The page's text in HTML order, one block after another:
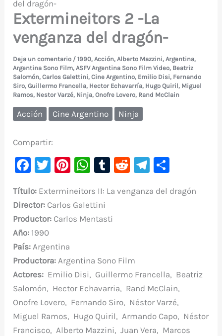
del dragón-
Extermineitors 2 -La
venganza del dragón-
Deja un comentario /1990,Acción,Alberto Mazzini,Argentina,
Argentina Sono Film,ASFV Argentina Sono Film Video, Beatriz
Salomón,Carlos Galettini,Cine Argentino, Emilio Disi, Fernando
Siro,Guillermo Francella, Hector Echavarría, Hugo Quiril, Miguel
Ramos, Nestor Varzé, Ninja,Onofre Lovero, Rand McClain
Acción Cine Argentino Ninja
Compartir:
F
c
e
b
o
o
k
T
it
te
Pi
er
e
W
at
s
p
T
m
bl
R
d
Te
gr m
Título: Extermineitors II: La venganza del dragón
Director: Carlos Galettini
Productor: Carlos Mentasti
Año: 1990
País: Argentina
Productora: Argentina Sono Film
Actores: Emilio Disi, Guillermo Francella, Beatriz
Salomón, Hector Echavarria, Rand McClain,
Onofre Lovero, Fernando Siro, Néstor Varzé,
Miguel Ramos, Hugo Quiril, Armando Capo, Néstor
Francisco, Alberto Mazzini, Juan Vera, Marcos